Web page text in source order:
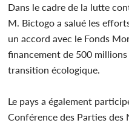
Dans le cadre de la lutte
M. Bictogo a salué les
un accord avec le Fonds
financement de 500
transition écologique.
Le pays a également
Conférence des Parties